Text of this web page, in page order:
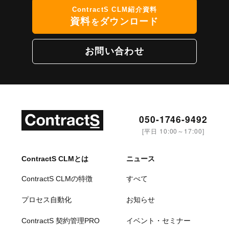
ContractS CLM紹介資料
資料をダウンロード
お問い合わせ
050-1746-9492
[平日 10:00～17:00]
ContractS CLMとは
ContractS CLMの特徴
プロセス自動化
ContractS 契約管理PRO
ニュース
すべて
お知らせ
イベント・セミナー